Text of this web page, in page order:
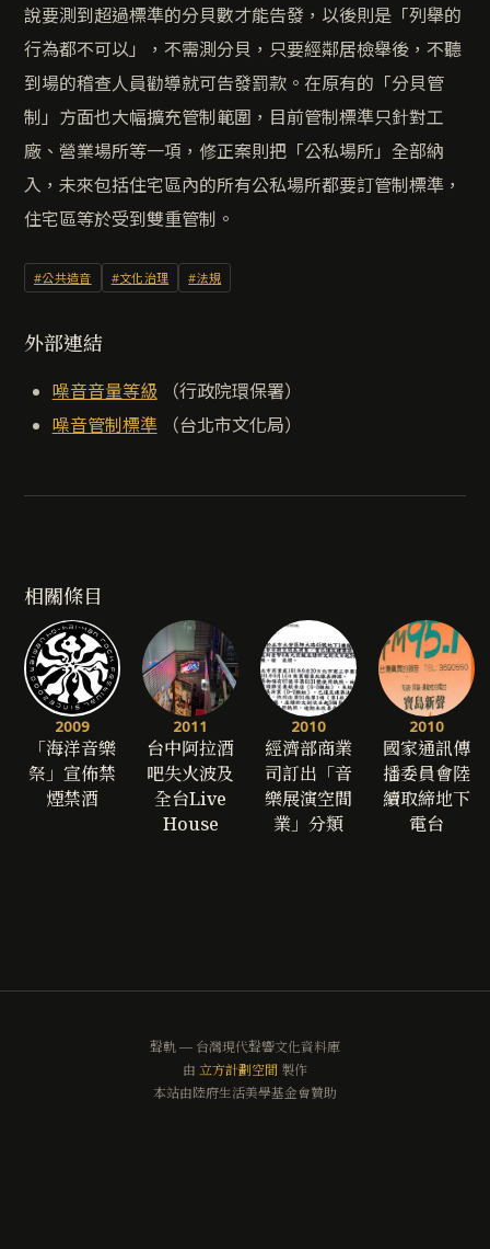
說要測到超過標準的分貝數才能告發，以後則是「列舉的
行為都不可以」，不需測分貝，只要經鄰居檢舉後，不聽
到場的稽查人員勸導就可告發罰款。在原有的「分貝管
制」方面也大幅擴充管制範圍，目前管制標準只針對工
廠、營業場所等一項，修正案則把「公私場所」全部納
入，未來包括住宅區內的所有公私場所都要訂管制標準，
住宅區等於受到雙重管制。
#公共造音 #文化治理 #法規
外部連結
噪音音量等級 （行政院環保署）
噪音管制標準（台北市文化局）
相關條目
2009
「海洋音樂
祭」宣佈禁
煙禁酒
2011
台中阿拉酒
吧失火波及
全台Live
House
2010
經濟部商業
司訂出「音
樂展演空間
業」分類
2010
國家通訊傳
播委員會陸
續取締地下
電台
聲軌 — 台灣現代聲響文化資料庫
由 立方計劃空間 製作
本站由陸府生活美學基金會贊助